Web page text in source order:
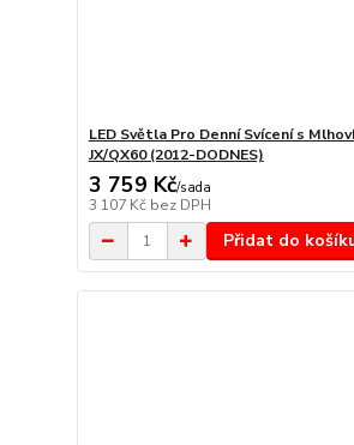
LED Světla Pro Denní Svícení s
JX/QX60 (2012-DODNES)
3 759 Kč/sada
3 107 Kč bez DPH
Přidat do